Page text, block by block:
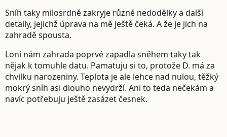
Sníh taky milosrdně zakryje různé nedodělky a další
detaily, jejichž úprava na mě ještě čeká. A že je jich na
zahradě spousta.
Loni nám zahrada poprvé zapadla sněhem taky tak
nějak k tomuhle datu. Pamatuju si to, protože D. má za
chvilku narozeniny. Teplota je ale lehce nad nulou, těžký
mokrý sníh asi dlouho nevydrží. Ani to teda nečekám a
navíc potřebuju ještě zasázet česnek.